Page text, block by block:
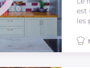
est
les